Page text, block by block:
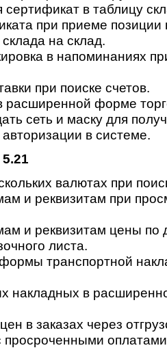
в таблицу
при приеме позиции
на склад.
в напоминаниях
при поиске счетов.
расширенной форме
сеть и маску для
в системе.
валютах при
и реквизитам при
и реквизитам цены по
листа.
транспортной
накладных в
в заказах через